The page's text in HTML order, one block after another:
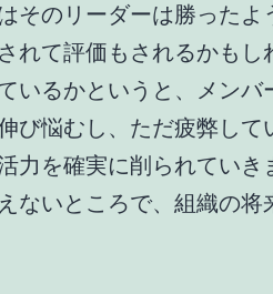
そのリーダーは勝ったよ
れて評価もされるかもし
いるかというと、メンバ
び悩むし、ただ疲弊して
力を確実に削られていき
ないところで、組織の将